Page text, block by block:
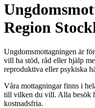
Region
Ungdomsmottagningen är
vill ha stöd, råd eller hjälp
reproduktiva eller psykiska
Våra mottagningar finns i
till vilken du vill. Alla besök
kostnadsfria.